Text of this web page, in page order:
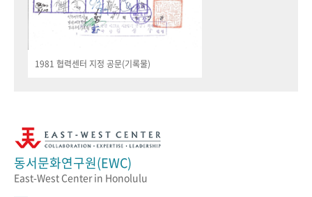
1981 협력센터 지정 공문(기록물)
동서문화연구원(EWC)
East-West Center in Honolulu